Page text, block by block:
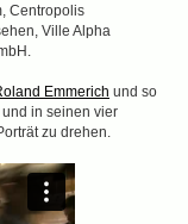
Centropolis
Ville Alpha
Emmerich und so
in seinen vier
zu drehen.